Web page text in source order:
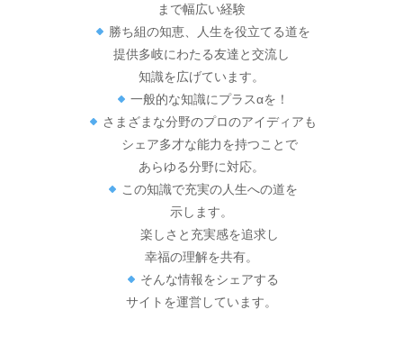
まで幅広い経験
勝ち組の知恵、人生を役立てる道を
提供多岐にわたる友達と交流し
知識を広げています。
一般的な知識にプラスαを！
さまざまな分野のプロのアイディアも
シェア多才な能力を持つことで
あらゆる分野に対応。
この知識で充実の人生への道を
示します。
楽しさと充実感を追求し
幸福の理解を共有。
そんな情報をシェアする
サイトを運営しています。